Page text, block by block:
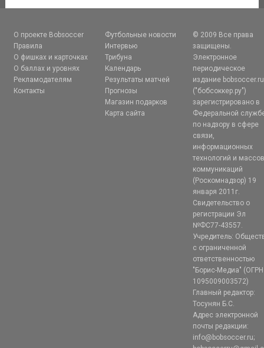
О проекте Bobsoccer
Правила
О фишках и карточках
О баллах и уровнях
Рекламодателям
Контакты
Футбольные новости
Интервью
Трибуна
Календарь
Результаты матчей
Прогнозы
Магазин подарков
Карта сайта
© 2009 Все права
защищены.
Электронное
периодическое
издание bobsoccer.ru
("бобсоккер.ру")
зарегистрировано в
Федеральной
по надзору в сфере
связи,
информационных
технологий и
коммуникаций
(Роскомнадзор) 19
января 2011г.
Свидетельство о
регистрации Эл
№ФС77-43557.
Учредитель:
с ограниченной
ответственностью
"Борис-Медиа" (ОГРН
1095009003572)
Главный редактор:
Тосунян Б.С.
Адрес электронной
почты редакции:
info@bobsoccer.ru;